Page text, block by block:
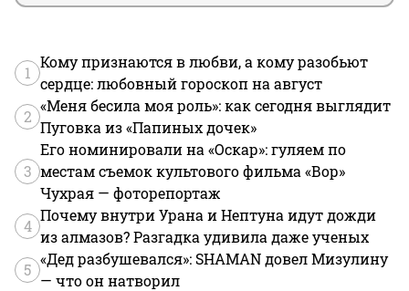
1
Кому признаются в любви, а кому разобьют
сердце: любовный гороскоп на август
2
«Меня бесила моя роль»: как сегодня выглядит
Пуговка из «Папиных дочек»
3
Его номинировали на «Оскар»: гуляем по
местам съемок культового фильма «Вор»
Чухрая — фоторепортаж
4
Почему внутри Урана и Нептуна идут дожди
из алмазов? Разгадка удивила даже ученых
5
«Дед разбушевался»: SHAMAN довел Мизулину
— что он натворил